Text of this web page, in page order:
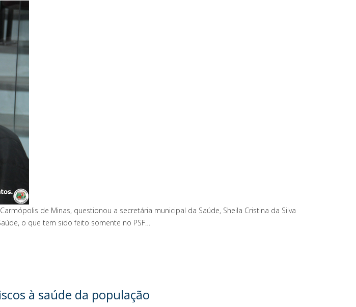
de Minas, questionou a secretária municipal da Saúde, Sheila Cristina da Silva
o que tem sido feito somente no PSF…
à saúde da população